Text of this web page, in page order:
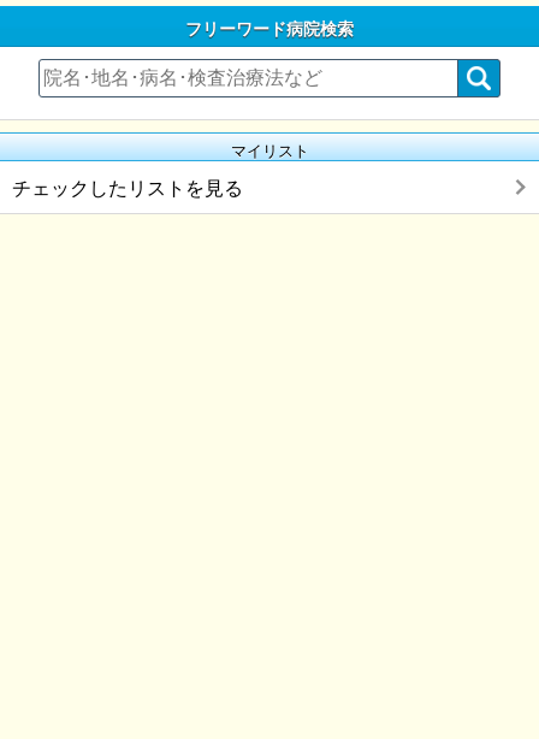
フリーワード病院検索
マイリスト
チェックしたリストを見る